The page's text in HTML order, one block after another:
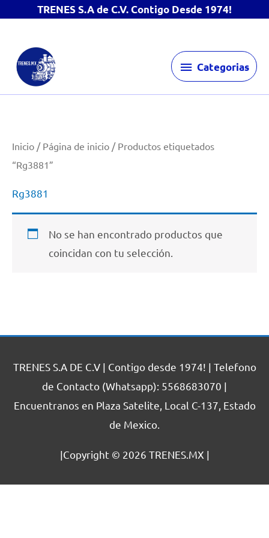
TRENES S.A de C.V. Contigo Desde 1974!
contenido
Categorias
Categorias
Inicio / Página de inicio / Productos etiquetados
“Rg3881”
Rg3881
No se han encontrado productos que
coincidan con tu selección.
TRENES S.A DE C.V | Contigo desde 1974! | Telefono
de Contacto (Whatsapp): 5568683070 |
Encuentranos en Plaza Satelite, Local C-137, Estado
de Mexico.
|Copyright © 2026 TRENES.MX |